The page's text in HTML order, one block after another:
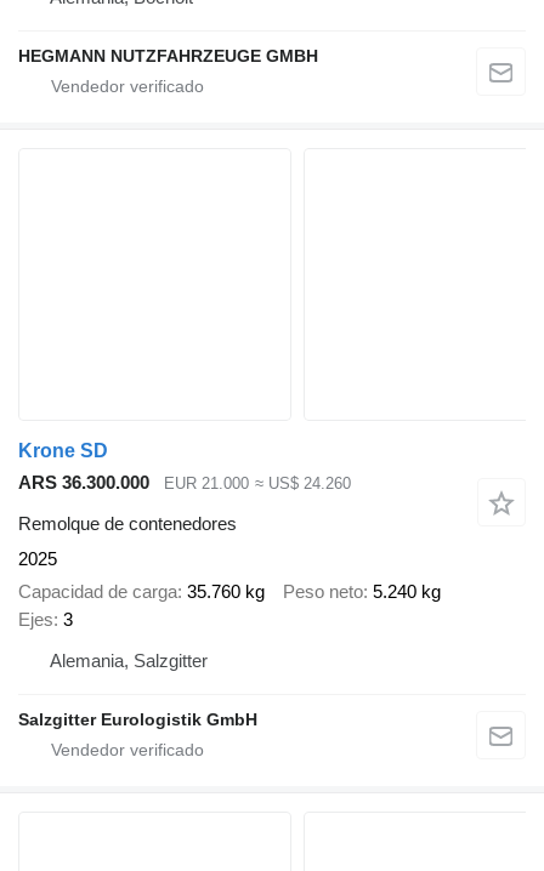
HEGMANN NUTZFAHRZEUGE GMBH
Krone SD
ARS 36.300.000
EUR 21.000 ≈ US$ 24.260
Remolque de contenedores
2025
Capacidad de carga 35.760 kg Peso neto 5.240 kg
Ejes 3
Alemania, Salzgitter
Salzgitter Eurologistik GmbH